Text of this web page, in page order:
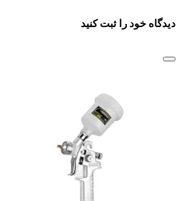
دیدگاه خود را ثبت کنید